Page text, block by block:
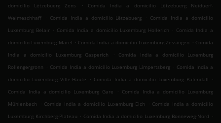
domicilio Lëtzebuerg Zens
.
Comida India a domicilio Lëtzebuerg Neiduerf-
Weimeschhaff
. Comida India a domicilio Lëtzebuerg . Comida India a domicilio
Luxemburg Belair . Comida India a domicilio Luxemburg Hollerich . Comida India a
domicilio Luxemburg Märel . Comida India a domicilio Luxemburg Zessingen . Comida
India a domicilio Luxemburg Gasperich
.
Comida India a domicilio Luxemburg
Rollengergronn . Comida India a domicilio Luxemburg Limpertsberg . Comida India a
domicilio Luxemburg Ville-Haute
. Comida India a domicilio Luxemburg Pafendall
.
Comida India a domicilio Luxemburg Gare
. Comida India a domicilio Luxemburg
Mühlenbach
. Comida India a domicilio Luxemburg Eich . Comida India a domicilio
Luxemburg Kirchberg-Plateau . Comida India a domicilio Luxemburg Bonneweg-Nord .